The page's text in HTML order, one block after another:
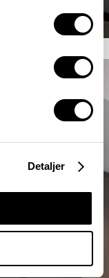
Detaljer